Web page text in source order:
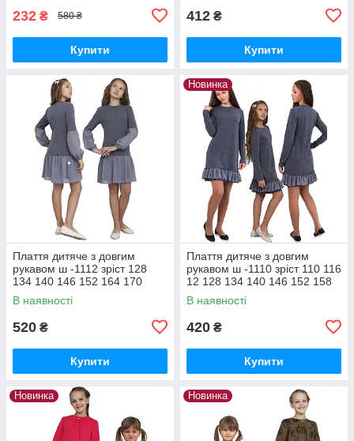
232 ₴ 580 ₴
Купити
412 ₴
Купити
Плаття дитяче з довгим
рукавом ш -1112 зріст 128
134 140 146 152 164 170
трикотаж із шифоном
В наявності
520 ₴
Купити
Новинка
Плаття дитяче з довгим
рукавом ш -1110 зріст 110 116
12 128 134 140 146 152 158
164 170 трикотажне
В наявності
420 ₴
Купити
Новинка Новинка